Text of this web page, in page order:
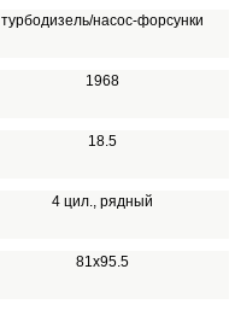
турбодизель/насос-форсунки
1968
18.5
4 цил., рядный
81х95.5